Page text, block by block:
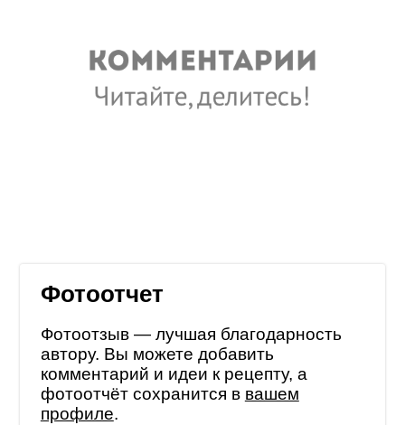
Фотоотчет
Фотоотзыв — лучшая благодарность
автору. Вы можете добавить
комментарий и идеи к рецепту, а
фотоотчёт сохранится в вашем
профиле.